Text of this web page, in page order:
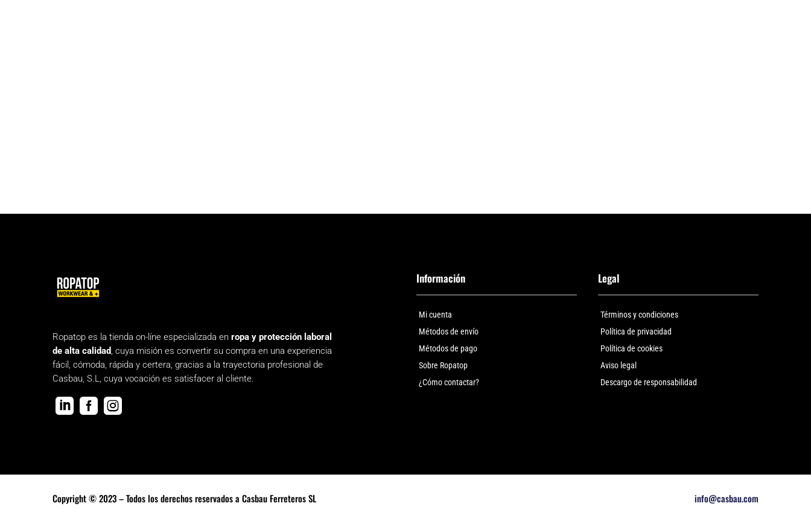
Ropatop es la tienda on-líne especializada en ropa y protección laboral
de alta calidad, cuya misión es convertir su compra en una experiencia
fácil, cómoda, rápida y certera, gracias a la trayectoria profesional de
Casbau, S.L, cuya vocación es satisfacer al cliente.
  
Información
Mi cuenta
Métodos de envío
Métodos de pago
Sobre Ropatop
¿Cómo contactar?
Legal
Términos y condiciones
Política de privacidad
Política de cookies
Aviso legal
Descargo de responsabilidad
Copyright © 2023 – Todos los derechos reservados a Casbau Ferreteros SL info@casbau.com